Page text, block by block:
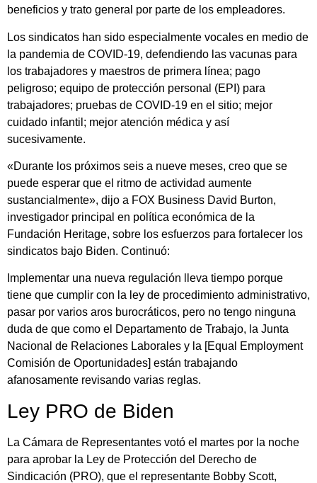
beneficios y trato general por parte de los empleadores.
Los sindicatos han sido especialmente vocales en medio de
la pandemia de COVID-19, defendiendo las vacunas para
los trabajadores y maestros de primera línea; pago
peligroso; equipo de protección personal (EPI) para
trabajadores; pruebas de COVID-19 en el sitio; mejor
cuidado infantil; mejor atención médica y así
sucesivamente.
«Durante los próximos seis a nueve meses, creo que se
puede esperar que el ritmo de actividad aumente
sustancialmente», dijo a FOX Business David Burton,
investigador principal en política económica de la
Fundación Heritage, sobre los esfuerzos para fortalecer los
sindicatos bajo Biden. Continuó:
Implementar una nueva regulación lleva tiempo porque
tiene que cumplir con la ley de procedimiento administrativo,
pasar por varios aros burocráticos, pero no tengo ninguna
duda de que como el Departamento de Trabajo, la Junta
Nacional de Relaciones Laborales y la [Equal Employment
Comisión de Oportunidades] están trabajando
afanosamente revisando varias reglas.
Ley PRO de Biden
La Cámara de Representantes votó el martes por la noche
para aprobar la Ley de Protección del Derecho de
Sindicación (PRO), que el representante Bobby Scott,